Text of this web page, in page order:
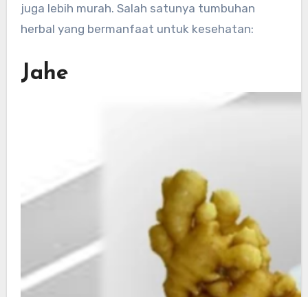
juga lebih murah. Salah satunya tumbuhan
herbal yang bermanfaat untuk kesehatan:
Jahe